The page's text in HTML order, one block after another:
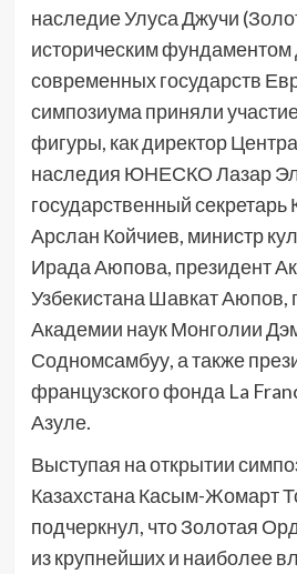
наследие Улуса Джучи
историческим фундаментом
современных государств
симпозиума приняли
фигуры, как директор
наследия ЮНЕСКО Лазар
государственный секретарь
Арслан Койчиев, министр
Ирада Аюпова, президент
Узбекистана Шавкат Аюпов,
Академии наук Монголии
Содномсамбуу, а также
французского фонда La
Азуле.
Выступая на открытии
Казахстана Касым-Жомарт
подчеркнул, что Золотая
из крупнейших и наиболее